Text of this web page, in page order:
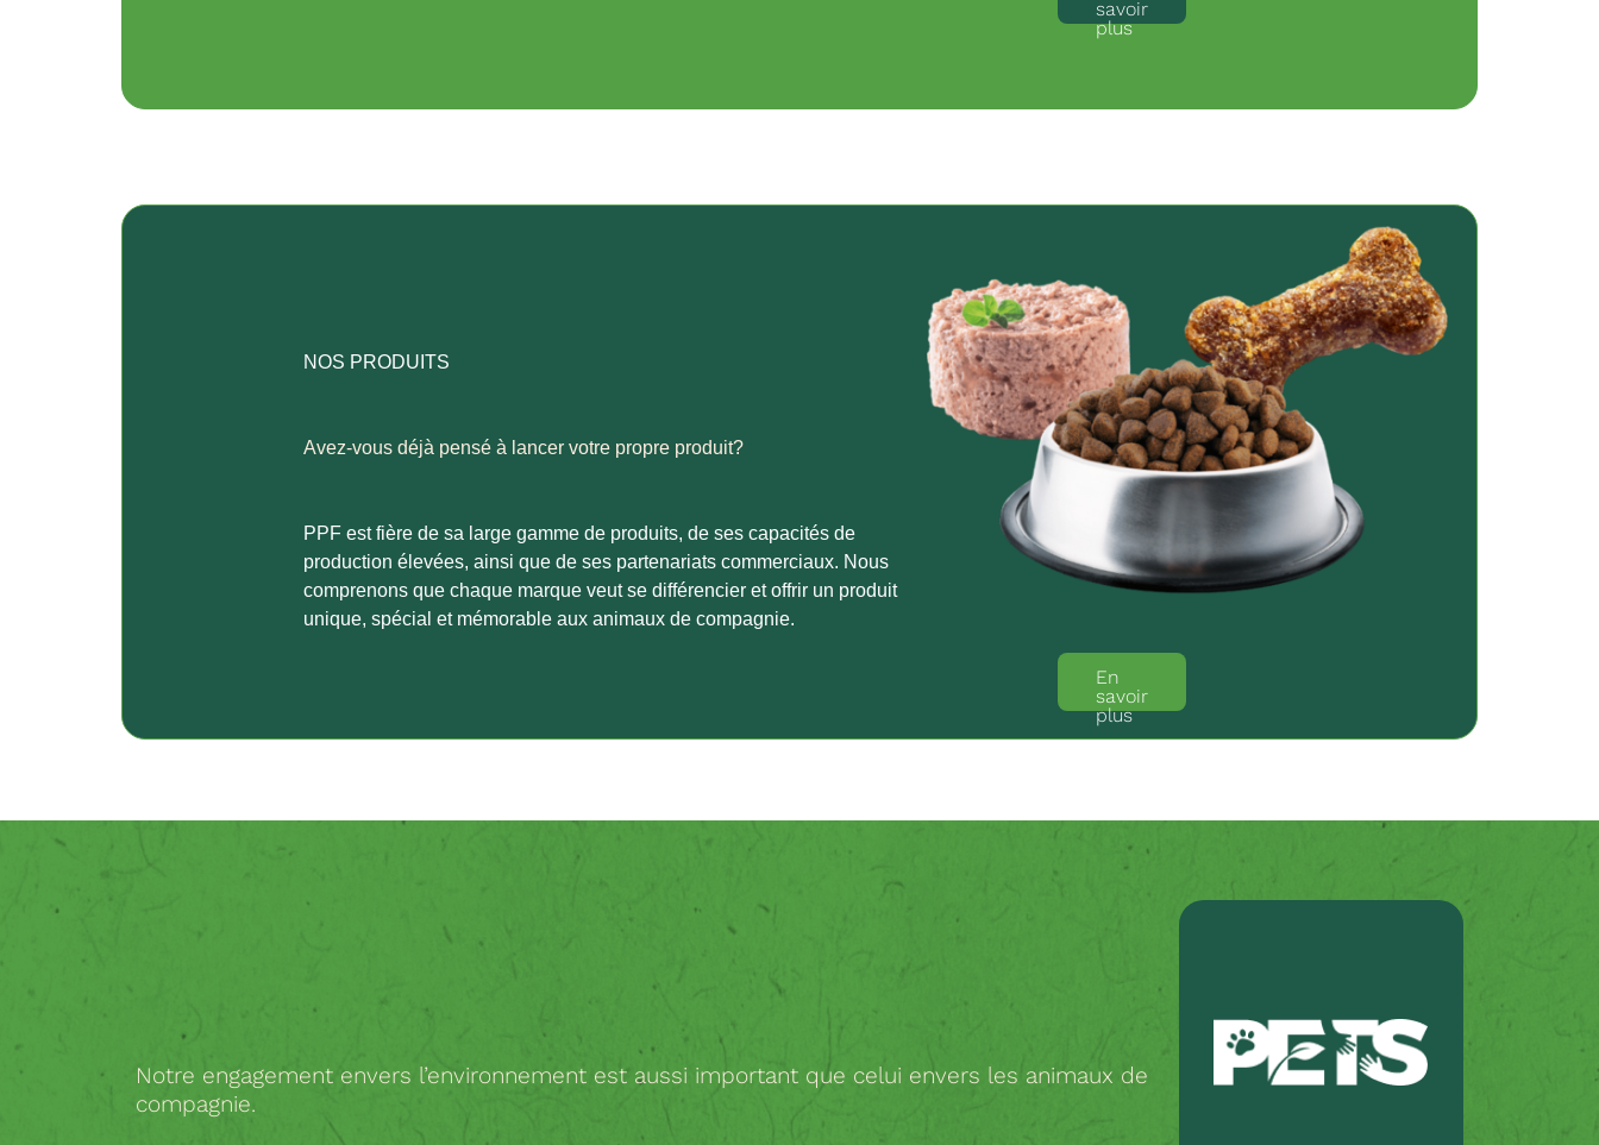
savoir
plus
En
savoir
plus
NOS PRODUITS
Avez-vous déjà pensé à lancer votre propre produit?
PPF est fière de sa large gamme de produits, de ses capacités de
production élevées, ainsi que de ses partenariats commerciaux. Nous
comprenons que chaque marque veut se différencier et offrir un produit
unique, spécial et mémorable aux animaux de compagnie.
Notre engagement envers l’environnement est aussi important que celui envers les animaux de
compagnie.